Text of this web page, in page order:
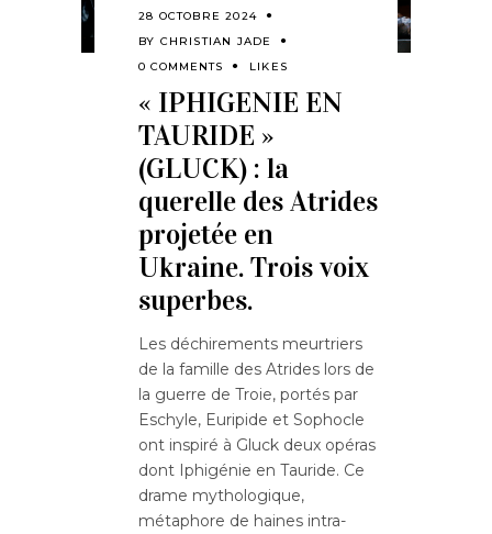
28 OCTOBRE 2024
BY CHRISTIAN JADE
0 COMMENTS
LIKES
« IPHIGENIE EN
TAURIDE »
(GLUCK) : la
querelle des Atrides
projetée en
Ukraine. Trois voix
superbes.
Les déchirements meurtriers
de la famille des Atrides lors de
la guerre de Troie, portés par
Eschyle, Euripide et Sophocle
ont inspiré à Gluck deux opéras
dont Iphigénie en Tauride. Ce
drame mythologique,
métaphore de haines intra-